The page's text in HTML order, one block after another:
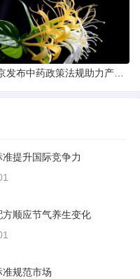
准提升国际竞争力
顺应节气养生变化
准规范市场